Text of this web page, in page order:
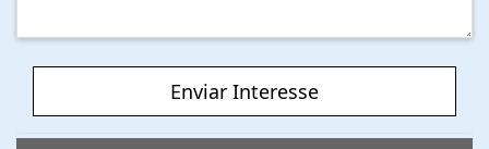
Enviar Interesse